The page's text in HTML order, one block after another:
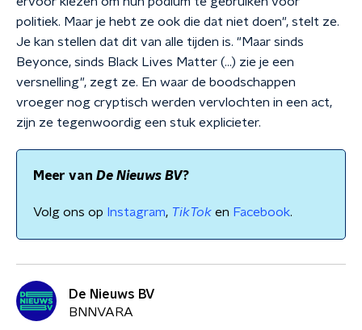
politiek. Maar je hebt ze ook die dat niet doen", stelt ze.
Je kan stellen dat dit van alle tijden is. "Maar sinds
Beyonce, sinds Black Lives Matter (...) zie je een
versnelling", zegt ze. En waar de boodschappen
vroeger nog cryptisch werden vervlochten in een act,
zijn ze tegenwoordig een stuk explicieter.
Meer van De Nieuws BV?
Volg ons op Instagram, TikTok en Facebook.
De Nieuws BV
BNNVARA